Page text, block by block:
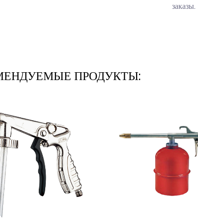
заказы.
ПРОДУКТЫ: